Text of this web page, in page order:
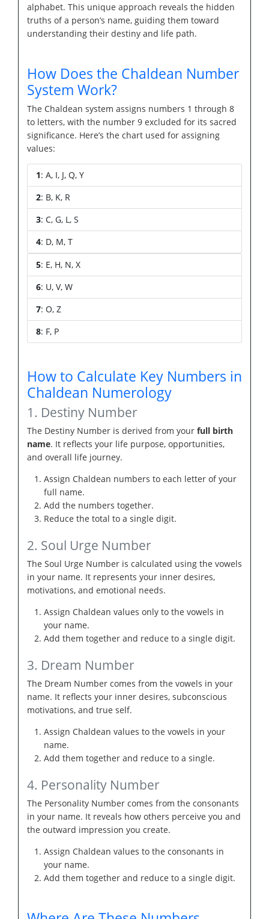
alphabet. This unique approach reveals the hidden
truths of a person’s name, guiding them toward
understanding their destiny and life path.
How Does the Chaldean Number
System Work?
The Chaldean system assigns numbers 1 through 8
to letters, with the number 9 excluded for its sacred
significance. Here’s the chart used for assigning
values:
1: A, I, J, Q, Y
2: B, K, R
3: C, G, L, S
4: D, M, T
5: E, H, N, X
6: U, V, W
7: O, Z
8: F, P
How to Calculate Key Numbers in
Chaldean Numerology
1. Destiny Number
The Destiny Number is derived from your full birth
name. It reflects your life purpose, opportunities,
and overall life journey.
Assign Chaldean numbers to each letter of your
full name.
Add the numbers together.
Reduce the total to a single digit.
2. Soul Urge Number
The Soul Urge Number is calculated using the vowels
in your name. It represents your inner desires,
motivations, and emotional needs.
Assign Chaldean values only to the vowels in
your name.
Add them together and reduce to a single digit.
3. Dream Number
The Dream Number comes from the vowels in your
name. It reflects your inner desires, subconscious
motivations, and true self.
Assign Chaldean values to the vowels in your
name.
Add them together and reduce to a single.
4. Personality Number
The Personality Number comes from the consonants
in your name. It reveals how others perceive you and
the outward impression you create.
Assign Chaldean values to the consonants in
your name.
Add them together and reduce to a single digit.